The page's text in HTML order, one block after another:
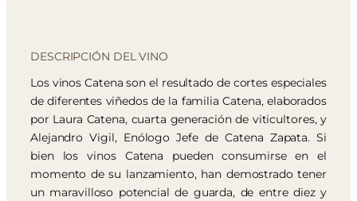
DESCRIPCIÓN DEL VINO
Los vinos Catena son el resultado de cortes especiales
de diferentes viñedos de la familia Catena, elaborados
por Laura Catena, cuarta generación de viticultores, y
Alejandro Vigil, Enólogo Jefe de Catena Zapata. Si
bien los vinos Catena pueden consumirse en el
momento de su lanzamiento, han demostrado tener
un maravilloso potencial de guarda, de entre diez y